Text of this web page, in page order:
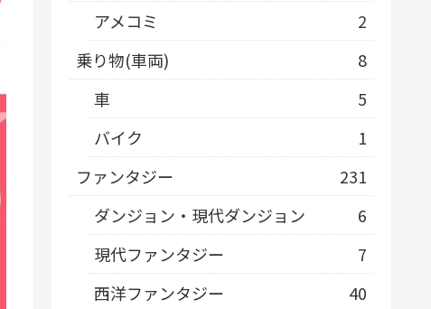
アメコミ
2
乗り物(車両)
8
車
5
バイク
1
ファンタジー
231
ダンジョン・現代ダンジョン
6
現代ファンタジー
7
西洋ファンタジー
40